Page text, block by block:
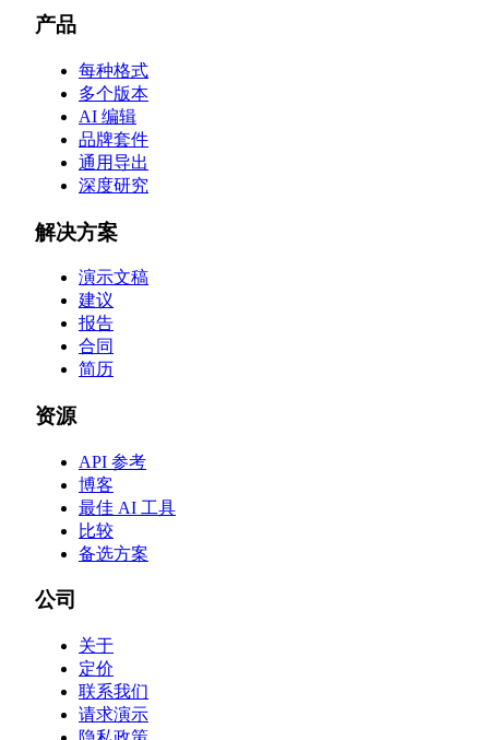
产品
每种格式
多个版本
AI 编辑
品牌套件
通用导出
深度研究
解决方案
演示文稿
建议
报告
合同
简历
资源
API 参考
博客
最佳 AI 工具
比较
备选方案
公司
关于
定价
联系我们
请求演示